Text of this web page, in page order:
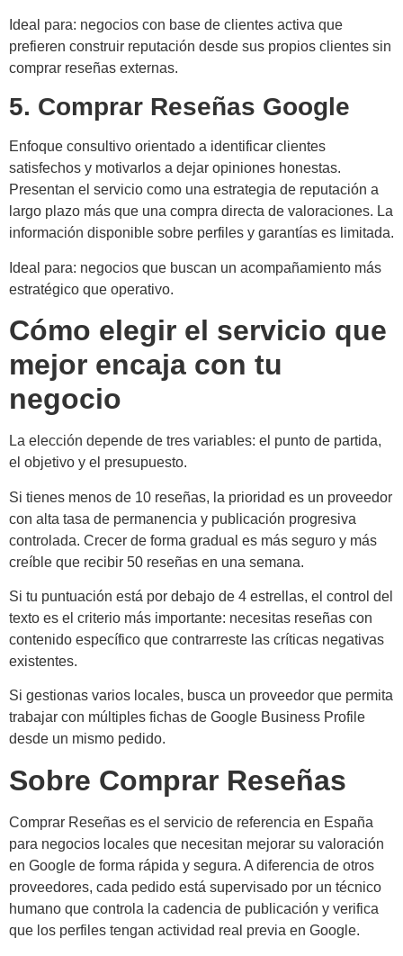
Ideal para: negocios con base de clientes activa que
prefieren construir reputación desde sus propios clientes sin
comprar reseñas externas.
5. Comprar Reseñas Google
Enfoque consultivo orientado a identificar clientes
satisfechos y motivarlos a dejar opiniones honestas.
Presentan el servicio como una estrategia de reputación a
largo plazo más que una compra directa de valoraciones. La
información disponible sobre perfiles y garantías es limitada.
Ideal para: negocios que buscan un acompañamiento más
estratégico que operativo.
Cómo elegir el servicio que
mejor encaja con tu
negocio
La elección depende de tres variables: el punto de partida,
el objetivo y el presupuesto.
Si tienes menos de 10 reseñas, la prioridad es un proveedor
con alta tasa de permanencia y publicación progresiva
controlada. Crecer de forma gradual es más seguro y más
creíble que recibir 50 reseñas en una semana.
Si tu puntuación está por debajo de 4 estrellas, el control del
texto es el criterio más importante: necesitas reseñas con
contenido específico que contrarreste las críticas negativas
existentes.
Si gestionas varios locales, busca un proveedor que permita
trabajar con múltiples fichas de Google Business Profile
desde un mismo pedido.
Sobre Comprar Reseñas
Comprar Reseñas es el servicio de referencia en España
para negocios locales que necesitan mejorar su valoración
en Google de forma rápida y segura. A diferencia de otros
proveedores, cada pedido está supervisado por un técnico
humano que controla la cadencia de publicación y verifica
que los perfiles tengan actividad real previa en Google.